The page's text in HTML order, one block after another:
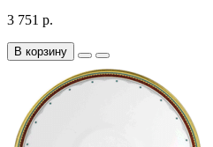
3 751 р.
В корзину